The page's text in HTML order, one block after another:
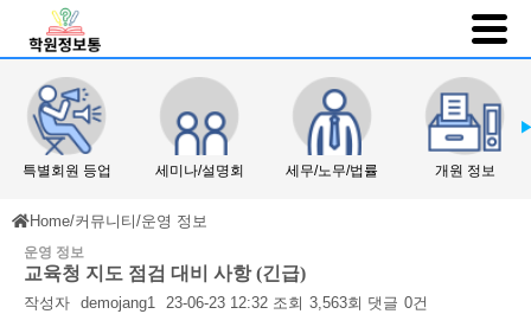
특별회원 등업 세미나/설명회 세무/노무/법률 개원 정보
Home/커뮤니티/운영 정보
운영 정보
교육청 지도 점검 대비 사항 (긴급)
작성자 demojang1 23-06-23 12:32 조회 3,563회 댓글 0건